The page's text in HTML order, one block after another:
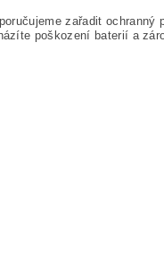
zařadit ochranný
poškození baterií a